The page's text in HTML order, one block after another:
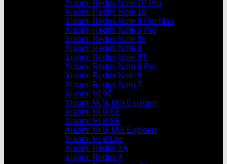
Xiaomi Redmi Note 10 Pro
Xiaomi Redmi Note 10
Xiaomi Redmi Note 9 Pro Max
Xiaomi Redmi Note 9 Pro
Xiaomi Redmi Note 9s
Xiaomi Redmi Note 9
Xiaomi Redmi Note 8T
Xiaomi Redmi Note 8 Pro
Xiaomi Redmi Note 8
Xiaomi Redmi Note 7
Xiaomi Mi 9T
Xiaomi Mi 9, Mi9 Explorer
Xiaomi Mi 9 SE
Xiaomi Mi 8 SE
Xiaomi Mi 8, Mi8 Explorer
Xiaomi Mi 8 Lite
Xiaomi Redmi 8A
Xiaomi Redmi 8